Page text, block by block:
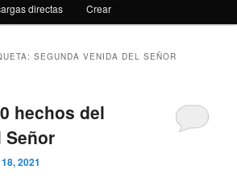
directas Crear
SEGUNDA VENIDA DEL SEÑOR
hechos del
Señor
2021